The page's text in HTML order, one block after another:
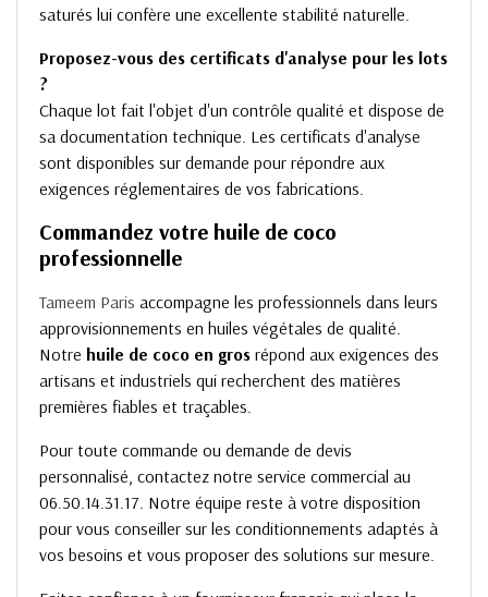
saturés lui confère une excellente stabilité naturelle.
Proposez-vous des certificats d'analyse pour les lots
?
Chaque lot fait l'objet d'un contrôle qualité et dispose de
sa documentation technique. Les certificats d'analyse
sont disponibles sur demande pour répondre aux
exigences réglementaires de vos fabrications.
Commandez votre huile de coco
professionnelle
Tameem Paris accompagne les professionnels dans leurs
approvisionnements en huiles végétales de qualité.
Notre huile de coco en gros répond aux exigences des
artisans et industriels qui recherchent des matières
premières fiables et traçables.
Pour toute commande ou demande de devis
personnalisé, contactez notre service commercial au
06.50.14.31.17. Notre équipe reste à votre disposition
pour vous conseiller sur les conditionnements adaptés à
vos besoins et vous proposer des solutions sur mesure.